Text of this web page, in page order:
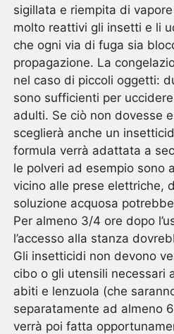
sigillata e riempita di
molto reattivi gli insetti e li
che ogni via di fuga sia
propagazione. La
nel caso di piccoli oggetti:
sono sufficienti per
adulti. Se ciò non dovesse
sceglierà anche un
formula verrà adattata a
le polveri ad esempio sono
vicino alle prese elettriche,
soluzione acquosa
Per almeno 3/4 ore dopo
l’accesso alla stanza
Gli insetticidi non devono
cibo o gli utensili necessari
abiti e lenzuola (che
separatamente ad almeno
verrà poi fatta